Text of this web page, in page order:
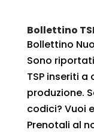
Bollettino
Bollettino
Sono
TSP inseriti
produzione.
codici? Vuoi
Prenotali al